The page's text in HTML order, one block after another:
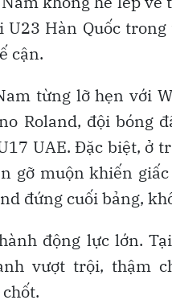
U23 Hàn Quốc
cận.
từng lỡ hẹn với
Roland, đội bóng
UAE. Đặc biệt, ở
gỡ muộn khiến
đứng cuối bảng,
động lực lớn.
vượt trội, thậm